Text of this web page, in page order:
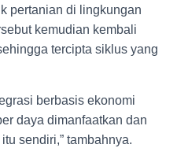
pertanian di lingkungan
kemudian kembali
tercipta siklus yang
berbasis ekonomi
daya dimanfaatkan dan
sendiri,” tambahnya.